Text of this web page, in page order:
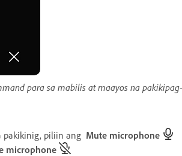
para sa mabilis at maayos na
pakikinig, piliin ang Mute microphone
microphone